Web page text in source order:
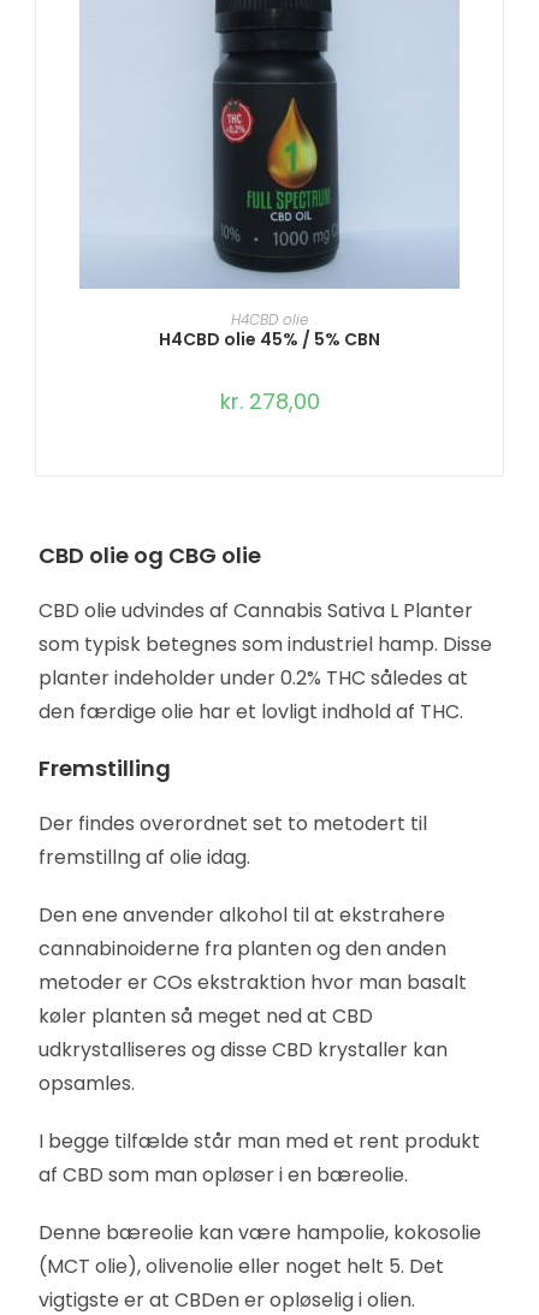
TILFØJ TIL KURV
H4CBD olie
H4CBD olie 45% / 5% CBN
kr.278,00
CBD olie og CBG olie
CBD olie udvindes af Cannabis Sativa L Planter
som typisk betegnes som industriel hamp. Disse
planter indeholder under 0.2% THC således at
den færdige olie har et lovligt indhold af THC.
Fremstilling
Der findes overordnet set to metodert til
fremstillng af olie idag.
Den ene anvender alkohol til at ekstrahere
cannabinoiderne fra planten og den anden
metoder er COs ekstraktion hvor man basalt
køler planten så meget ned at CBD
udkrystalliseres og disse CBD krystaller kan
opsamles.
I begge tilfælde står man med et rent produkt
af CBD som man opløser i en bæreolie.
Denne bæreolie kan være hampolie, kokosolie
(MCT olie), olivenolie eller noget helt 5. Det
vigtigste er at CBDen er opløselig i olien.